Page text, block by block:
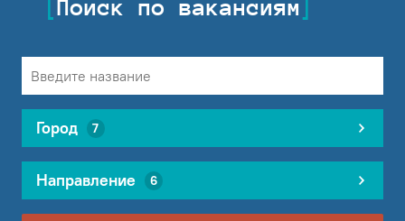
Поиск по вакансиям
Город 7
Направление 6